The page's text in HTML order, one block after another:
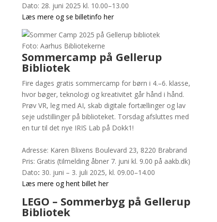
Dato: 28. juni 2025 kl. 10.00–13.00
Læs mere og se billetinfo her
Foto: Aarhus Bibliotekerne
Sommercamp på Gellerup
Bibliotek
Fire dages gratis sommercamp for børn i 4.–6. klasse,
hvor bøger, teknologi og kreativitet går hånd i hånd.
Prøv VR, leg med AI, skab digitale fortællinger og lav
seje udstillinger på biblioteket. Torsdag afsluttes med
en tur til det nye IRIS Lab på Dokk1!
Adresse: Karen Blixens Boulevard 23, 8220 Brabrand
Pris: Gratis (tilmelding åbner 7. juni kl. 9.00 på aakb.dk)
Dato: 30. juni – 3. juli 2025, kl. 09.00–14.00
Læs mere og hent billet her
LEGO – Sommerbyg på Gellerup
Bibliotek